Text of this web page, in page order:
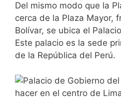
Del mismo modo que la
cerca de la Plaza Mayor,
Bolívar, se ubica el
Este palacio es la sede
de la República del Perú.